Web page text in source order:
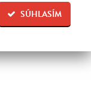
SÚHLASÍM